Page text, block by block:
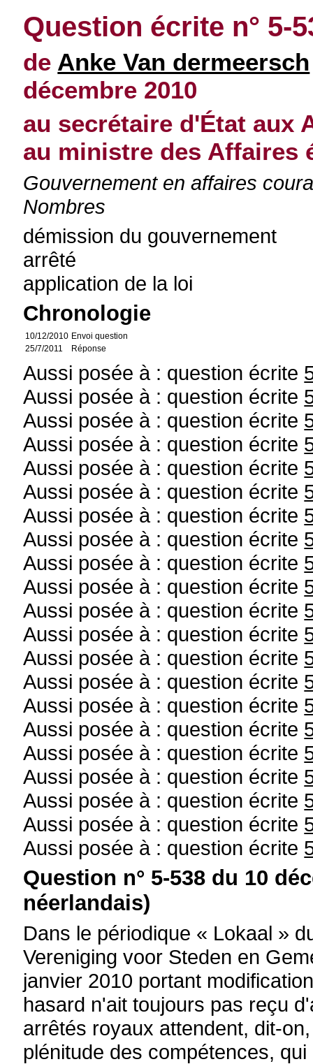
Question écrite n° 5-
de Anke Van dermeersch
décembre 2010
au secrétaire d'État aux
au ministre des Affaires
Gouvernement en affaires
Nombres
démission du gouvernement
arrêté
application de la loi
Chronologie
10/12/2010 Envoi question
25/7/2011
Réponse
Aussi posée à : question écrite
Aussi posée à : question écrite
Aussi posée à : question écrite
Aussi posée à : question écrite
Aussi posée à : question écrite
Aussi posée à : question écrite
Aussi posée à : question écrite
Aussi posée à : question écrite
Aussi posée à : question écrite
Aussi posée à : question écrite
Aussi posée à : question écrite
Aussi posée à : question écrite
Aussi posée à : question écrite
Aussi posée à : question écrite
Aussi posée à : question écrite
Aussi posée à : question écrite
Aussi posée à : question écrite
Aussi posée à : question écrite
Aussi posée à : question écrite
Aussi posée à : question écrite
Aussi posée à : question écrite
Question n° 5-538 du 10
néerlandais)
Dans le périodique « Lokaal »
Vereniging voor Steden en
janvier 2010 portant
hasard n'ait toujours pas reçu
arrêtés royaux attendent, dit-
plénitude des compétences,